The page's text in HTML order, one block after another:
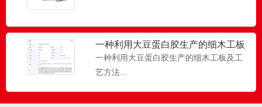
一种利用大豆蛋白胶生产的细木工板
及工艺方法
一种利用大豆蛋白胶生产的细木工板及工
艺方法...
大豆蛋白胶无醛添加黄金家居板花色
银檀
CGB大豆蛋白胶木板，采用拜尔专有的lq
技术和运用食品工艺精...